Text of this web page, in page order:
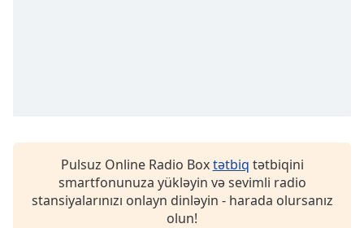
the
Pulsuz Online Radio Boxtətbiq tətbiqini
smartfonunuza yükləyin və sevimli radio
stansiyalarınızı onlayn dinləyin - harada olursanız
olun!